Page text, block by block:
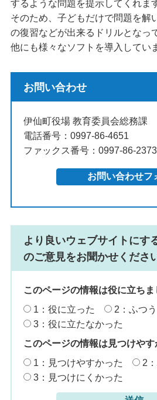
するような問題を提示してくれま
そのため、子どもだけで問題を解
の復習などが出来るドリルとなっ
他にも様々なソフトを導入してい
お問い合わせ
伊仙町役場 教育委員会総務課
電話番号：0997-86-4651
ファックス番号：0997-86-2373
より良いウェブサイトにす
のご意見をお聞かせくださ
このページの情報は役に立ちま
1：役に立った
2：ふつう
3：役に立たなかった
このページの情報は見つけやす
1：見つけやすかった
2
3：見つけにくかった